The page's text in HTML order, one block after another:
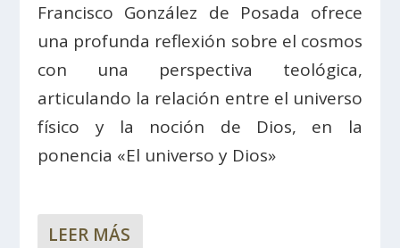
Francisco González de Posada ofrece
una profunda reflexión sobre el cosmos
con una perspectiva teológica,
articulando la relación entre el universo
físico y la noción de Dios, en la
ponencia «El universo y Dios»
LEER MÁS